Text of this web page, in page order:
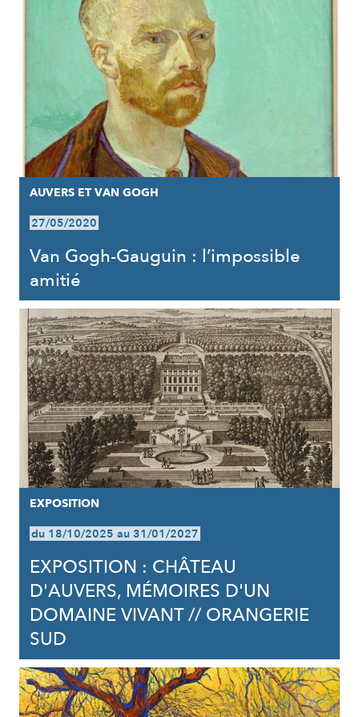
AUVERS ET VAN GOGH
27/05/2020
Van Gogh-Gauguin : l’impossible
amitié
EXPOSITION
du 18/10/2025 au 31/01/2027
EXPOSITION : CHÂTEAU
D'AUVERS, MÉMOIRES D'UN
DOMAINE VIVANT // ORANGERIE
SUD